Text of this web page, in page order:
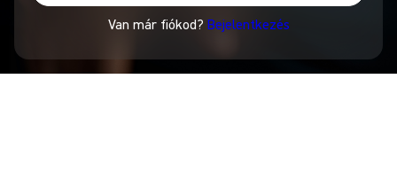
Van már fiókod? Bejelentkezés